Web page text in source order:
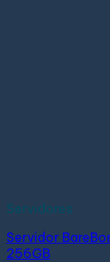
Servidores
Servidor
256GB